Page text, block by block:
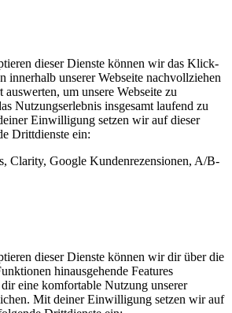
dieser Dienste können wir das Klick-
innerhalb unserer Webseite nachvollziehen
auswerten, um unsere Webseite zu
Nutzungserlebnis insgesamt laufend zu
Einwilligung setzen wir auf dieser
Drittdienste ein:
Clarity, Google Kundenrezensionen, A/B-
dieser Dienste können wir dir über die
hinausgehende Features
eine komfortable Nutzung unserer
Mit deiner Einwilligung setzen wir auf